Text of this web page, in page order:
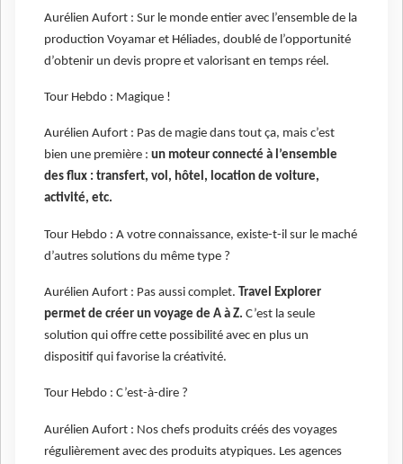
Aurélien Aufort : Sur le monde entier avec l’ensemble de la
production Voyamar et Héliades, doublé de l’opportunité
d’obtenir un devis propre et valorisant en temps réel.
Tour Hebdo : Magique !
Aurélien Aufort : Pas de magie dans tout ça, mais c’est
bien une première : un moteur connecté à l’ensemble
des flux : transfert, vol, hôtel, location de voiture,
activité, etc.
Tour Hebdo : A votre connaissance, existe-t-il sur le maché
d’autres solutions du même type ?
Aurélien Aufort : Pas aussi complet.
Travel Explorer
permet de créer un voyage de A à Z. C’est la seule
solution qui offre cette possibilité avec en plus un
dispositif qui favorise la créativité.
Tour Hebdo : C’est-à-dire ?
Aurélien Aufort : Nos chefs produits créés des voyages
régulièrement avec des produits atypiques. Les agences